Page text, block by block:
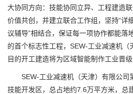
大协同方向：技能协同立异、工程建造
价值共创，并建立联合工作组，坚持“详
议辅导”相结合，保证每一项协作都能落
的首个标志性工程，SEW-工业减速机
目的开工建造将为区域智能制作工业晋级
SEW-工业减速机（天津）有限公司
技能开发区，总占地约7.6万平方米，总